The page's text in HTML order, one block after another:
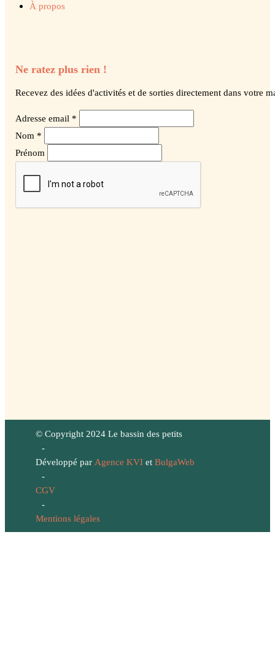
À propos
Ne ratez plus rien !
Recevez des idées d'activités et de sorties directement dans votre
Adresse email *
Nom *
Prénom
© Copyright 2024 Le bassin des petits
-
Développé par Agence KVIet BulgaWeb
-
CGV
-
Mentions légales